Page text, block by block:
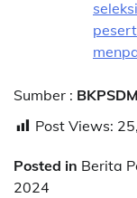
Sumber :
Post Views:
Posted in Berita
2024